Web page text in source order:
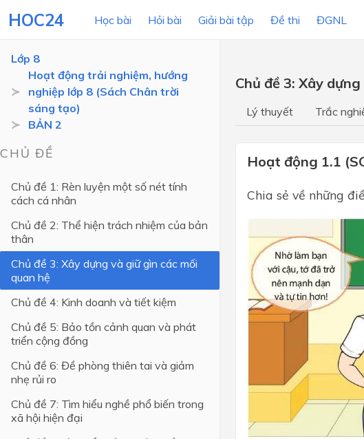
HOC24 Học bài Hỏi bài Giải bài tập Đề thi ĐGNL
LỚP HỌC
Lớp 10
Lớp 8
Lớp 7
Lớp 5
Lớp 4
Lớp 1
Lớp 8
Hoạt động trải nghiệm, hướng
nghiệp lớp 8 (Sách Chân trời
sáng tạo)
BẢN 2
CHỦ ĐỀ
Chủ đề 1: Rèn luyện một số nét tính
cách cá nhân
Chủ đề 2: Thể hiện trách nhiệm của bản
thân
Chủ đề 3: Xây dựng và giữ gìn các mối
quan hệ
Chủ đề 4: Kinh doanh và tiết kiệm
Chủ đề 5: Bảo tồn cảnh quan và phát
triển cộng đồng
Chủ đề 6: Đề phòng thiên tai và giảm
nhẹ rủi ro
Chủ đề 7: Tìm hiểu nghề phổ biến trong
xã hội hiện đại
Chủ đề 3: Xây
Lý thuyết Trắc
Hoạt động 1.1
Chia sẻ về những